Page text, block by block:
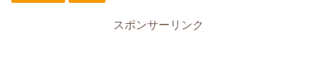
スポンサーリンク